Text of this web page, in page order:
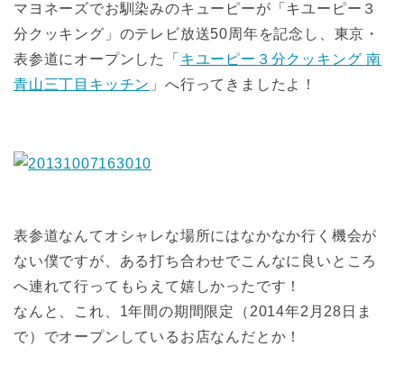
マヨネーズでお馴染みのキューピーが「キユーピー３
分クッキング」のテレビ放送50周年を記念し、東京・
表参道にオープンした「 キユーピー３分クッキング 南
青山三丁目キッチン 」へ行ってきましたよ！
表参道なんてオシャレな場所にはなかなか行く機会が
ない僕ですが、ある打ち合わせでこんなに良いところ
へ連れて行ってもらえて嬉しかったです！
なんと、これ、1年間の期間限定（2014年2月28日ま
で）でオープンしているお店なんだとか！